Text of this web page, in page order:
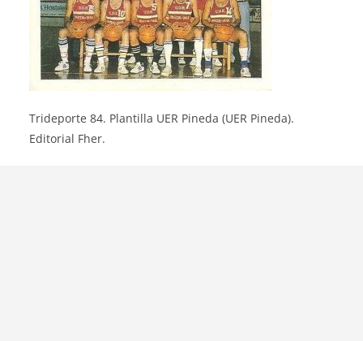
Trideporte 84. Plantilla UER Pineda (UER Pineda).
Editorial Fher.